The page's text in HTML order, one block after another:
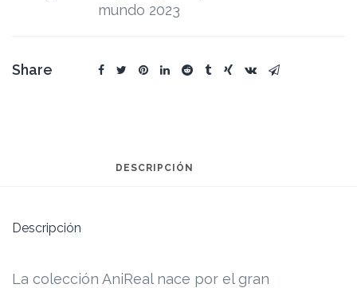
mundo 2023
Share
DESCRIPCIÓN
Descripción
La colección AniReal nace por el gran